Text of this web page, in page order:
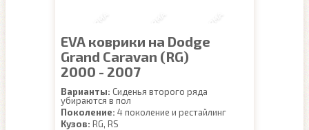
EVA коврики на Dodge
Grand Caravan (RG)
2000 - 2007
Варианты: Сиденья второго ряда
убираются в пол
Поколение: 4 поколение и рестайлинг
Кузов: RG, RS